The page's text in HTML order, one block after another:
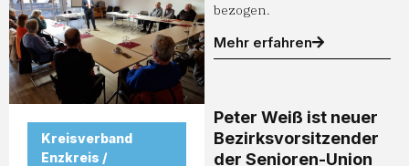
Kreisverband
Enzkreis /
bezogen.
Mehr erfahren
Peter Weiß ist neuer
Bezirksvorsitzender
der Senioren-Union